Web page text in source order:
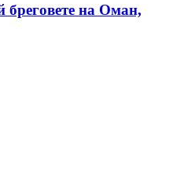
бреговете на Оман,